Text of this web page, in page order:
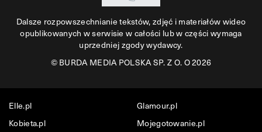
Dalsze rozpowszechnianie tekstów, zdjęć i materiałów wideo
opublikowanych w serwisie w całości lub w części wymaga
uprzedniej zgody wydawcy.
©BURDA MEDIA POLSKA SP. Z O. O 2026
Elle.pl
Glamour.pl
Kobieta.pl
Mojegotowanie.pl